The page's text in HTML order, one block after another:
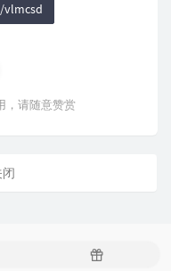
vlmcsd
，请随意赞赏
随